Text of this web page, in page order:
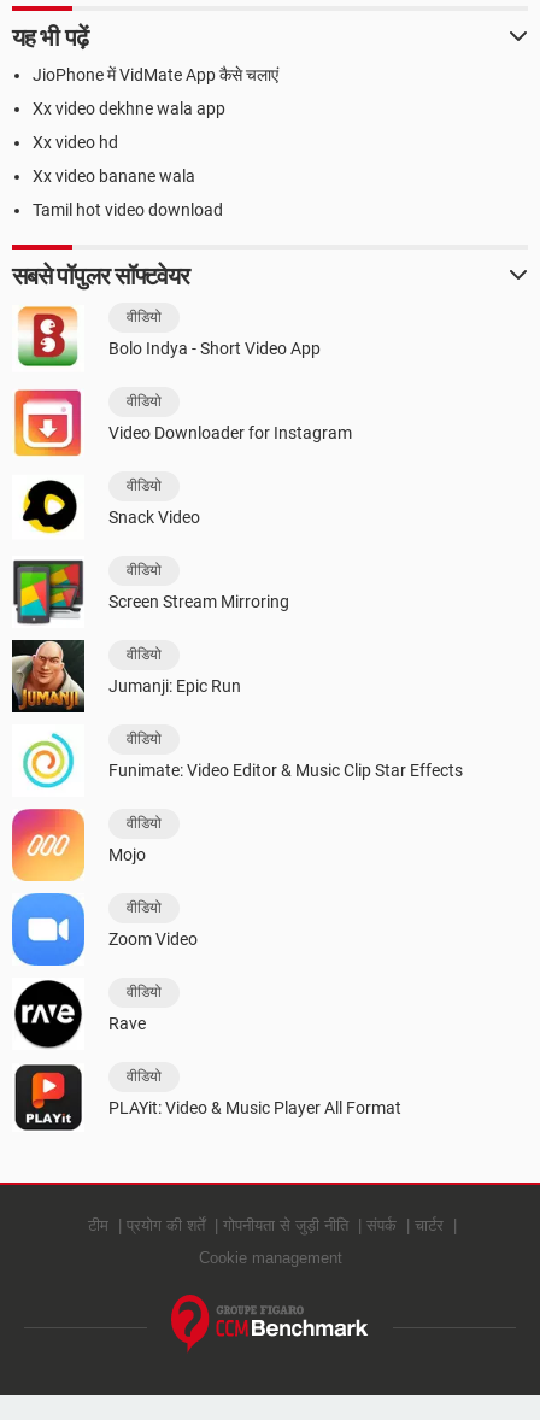
यह भी पढ़ें
JioPhone में VidMate App कैसे चलाएं
Xx video dekhne wala app
Xx video hd
Xx video banane wala
Tamil hot video download
सबसे पॉपुलर सॉफ्टवेयर
वीडियो
Bolo Indya - Short Video App
वीडियो
Video Downloader for Instagram
वीडियो
Snack Video
वीडियो
Screen Stream Mirroring
वीडियो
Jumanji: Epic Run
वीडियो
Funimate: Video Editor & Music Clip Star Effects
वीडियो
Mojo
वीडियो
Zoom Video
वीडियो
Rave
वीडियो
PLAYit: Video & Music Player All Format
टीम प्रयोग की शर्तें गोपनीयता से जुड़ी नीति संपर्क
चार्टर
Cookie management